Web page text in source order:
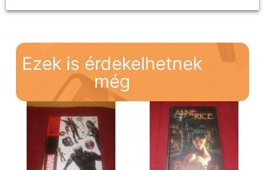
Ezek is érdekelhetnek
még